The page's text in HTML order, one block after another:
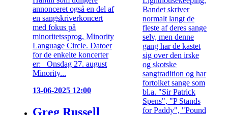
annonceret også en del af
en sangskriverkoncert
med fokus på
minoritetssprog, Minority
Language Circle. Datoer
for de enkelte koncerter
er: Onsdag 27. august
Minority...
13-06-2025 12:00
Greg Russell
Bandet skriver
normalt langt de
fleste af deres sange
selv, men denne
gang har de kastet
sig over den irske
og skotske
sangtradition og har
fortolket sange som
bl.a. "Sir Patrick
Spens", "P Stands
for Paddy", "Pound